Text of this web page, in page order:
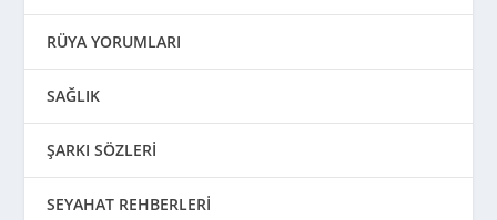
RÜYA YORUMLARI
SAĞLIK
ŞARKI SÖZLERİ
SEYAHAT REHBERLERİ